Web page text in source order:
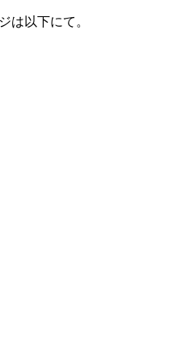
は以下にて。